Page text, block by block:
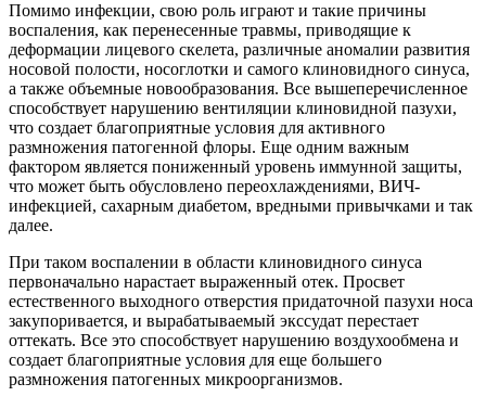
Помимо инфекции, свою роль играют и такие причины
воспаления, как перенесенные травмы, приводящие к
деформации лицевого скелета, различные аномалии развития
носовой полости, носоглотки и самого клиновидного синуса,
а также объемные новообразования. Все вышеперечисленное
способствует нарушению вентиляции клиновидной пазухи,
что создает благоприятные условия для активного
размножения патогенной флоры. Еще одним важным
фактором является пониженный уровень иммунной защиты,
что может быть обусловлено переохлаждениями, ВИЧ-
инфекцией, сахарным диабетом, вредными привычками и так
далее.
При таком воспалении в области клиновидного синуса
первоначально нарастает выраженный отек. Просвет
естественного выходного отверстия придаточной пазухи носа
закупоривается, и вырабатываемый экссудат перестает
оттекать. Все это способствует нарушению воздухообмена и
создает благоприятные условия для еще большего
размножения патогенных микроорганизмов.